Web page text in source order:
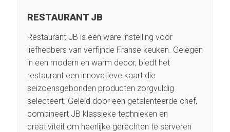
RESTAURANT JB
Restaurant JB is een ware instelling voor
liefhebbers van verfijnde Franse keuken. Gelegen
in een modern en warm decor, biedt het
restaurant een innovatieve kaart die
seizoensgebonden producten zorgvuldig
selecteert. Geleid door een getalenteerde chef,
combineert JB klassieke technieken en
creativiteit om heerlijke gerechten te serveren